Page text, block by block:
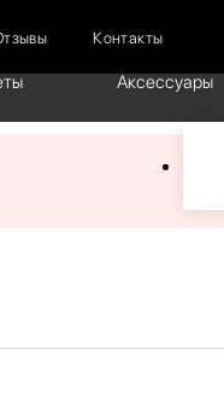
Контакты
Аксессуары